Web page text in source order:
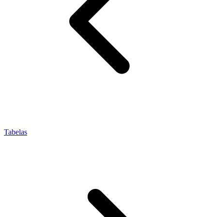
Tabelas